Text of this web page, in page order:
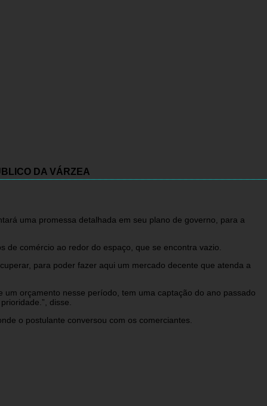
DA VÁRZEA
uma promessa detalhada em seu plano de governo, para a
comércio ao redor do espaço, que se encontra vazio.
para poder fazer aqui um mercado decente que atenda a
orçamento nesse período, tem uma captação do ano passado
disse.
o postulante conversou com os comerciantes.